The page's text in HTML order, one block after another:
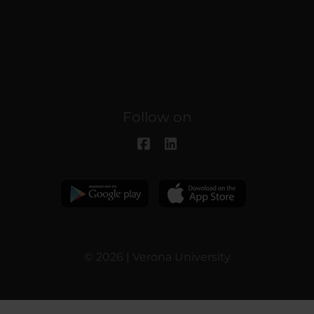
Follow on
© 2026 | Verona University